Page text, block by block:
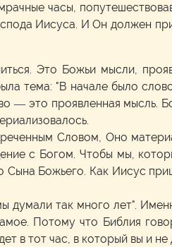
часы,
Иисуса. И Он должен
Это Божьи мысли,
тема: "В начале было
— это проявленная мысль.
Словом, Оно
с Богом. Чтобы мы,
Божьего. Как Иисус
так много лет".
Потому что Библия
в тот час, в который вы и не